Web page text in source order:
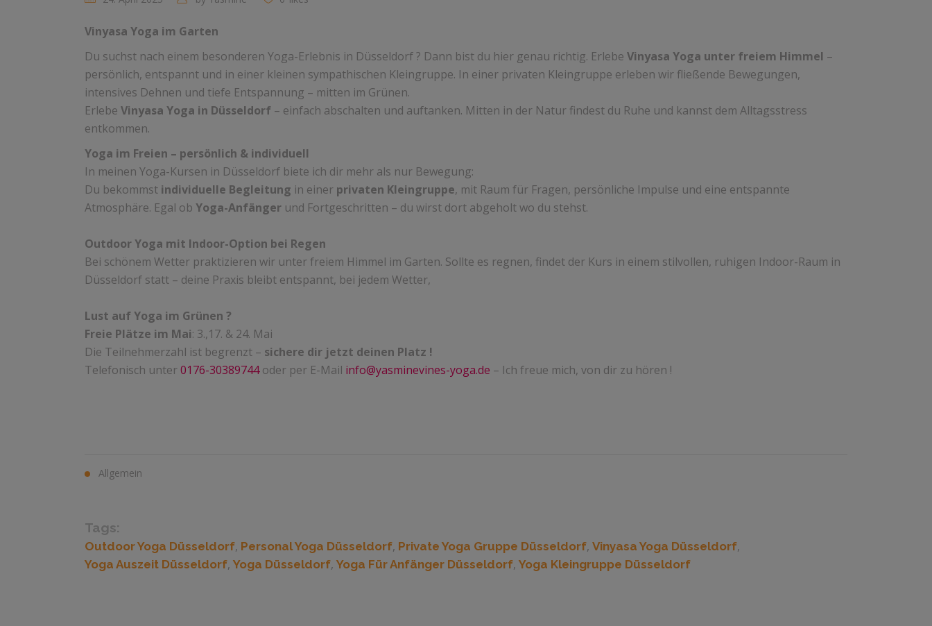
Vinyasa Yoga im Garten
Du suchst nach einem besonderen Yoga-Erlebnis in Düsseldorf ? Dann bist du hier genau richtig. Erlebe Vinyasa Yoga unter freiem Himmel –
persönlich, entspannt und in einer kleinen sympathischen Kleingruppe. In einer privaten Kleingruppe erleben wir fließende Bewegungen,
intensives Dehnen und tiefe Entspannung – mitten im Grünen.
Erlebe Vinyasa Yoga in Düsseldorf – einfach abschalten und auftanken. Mitten in der Natur findest du Ruhe und kannst dem Alltagsstress
entkommen.
Yoga im Freien – persönlich & individuell
In meinen Yoga-Kursen in Düsseldorf biete ich dir mehr als nur Bewegung:
Du bekommst individuelle Begleitung in einer privaten Kleingruppe, mit Raum für Fragen, persönliche Impulse und eine entspannte
Atmosphäre. Egal ob Yoga-Anfänger und Fortgeschritten – du wirst dort abgeholt wo du stehst.
Outdoor Yoga mit Indoor-Option bei Regen
Bei schönem Wetter praktizieren wir unter freiem Himmel im Garten. Sollte es regnen, findet der Kurs in einem stilvollen, ruhigen Indoor-Raum in
Düsseldorf statt – deine Praxis bleibt entspannt, bei jedem Wetter,
Lust auf Yoga im Grünen ?
Freie Plätze im Mai: 3.,17. & 24. Mai
Die Teilnehmerzahl ist begrenzt – sichere dir jetzt deinen Platz !
Telefonisch unter0176-30389744oder per E-Mail info@yasminevines-yoga.de – Ich freue mich, von dir zu hören !
Allgemein
Tags:
Outdoor Yoga Düsseldorf, Personal Yoga Düsseldorf, Private Yoga Gruppe Düsseldorf, Vinyasa Yoga Düsseldorf,
Yoga Auszeit Düsseldorf, Yoga Düsseldorf, Yoga Für Anfänger Düsseldorf, Yoga Kleingruppe Düsseldorf